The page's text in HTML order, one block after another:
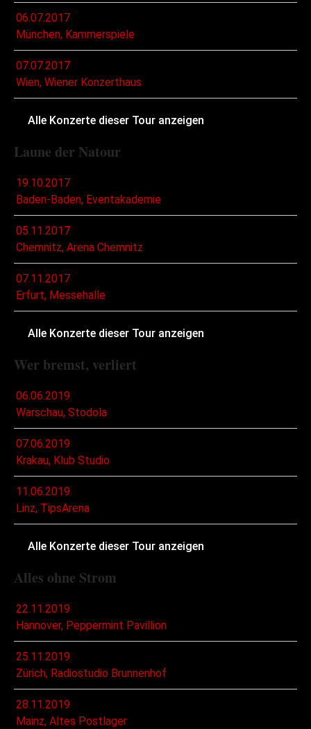
06.07.2017
München, Kammerspiele
07.07.2017
Wien, Wiener Konzerthaus
Alle Konzerte dieser Tour anzeigen
Laune der Natour
19.10.2017
Baden-Baden, Eventakademie
05.11.2017
Chemnitz, Arena Chemnitz
07.11.2017
Erfurt, Messehalle
Alle Konzerte dieser Tour anzeigen
Wer bremst, verliert
06.06.2019
Warschau, Stodola
07.06.2019
Krakau, Klub Studio
11.06.2019
Linz, TipsArena
Alle Konzerte dieser Tour anzeigen
Alles ohne Strom
22.11.2019
Hannover, Peppermint Pavillion
25.11.2019
Zürich, Radiostudio Brunnenhof
28.11.2019
Mainz, Altes Postlager